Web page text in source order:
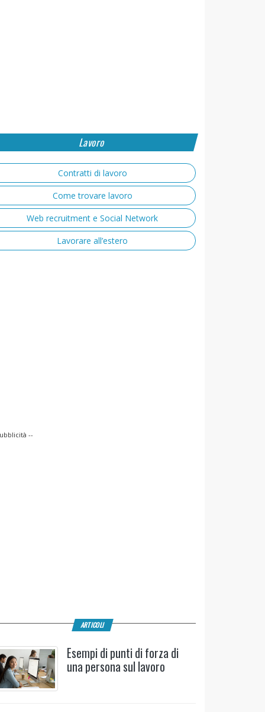
Lavoro
Contratti di lavoro
Come trovare lavoro
Web recruitment e Social Network
Lavorare all’estero
--
ARTICOLI
Esempi di punti di forza di
una persona sul lavoro